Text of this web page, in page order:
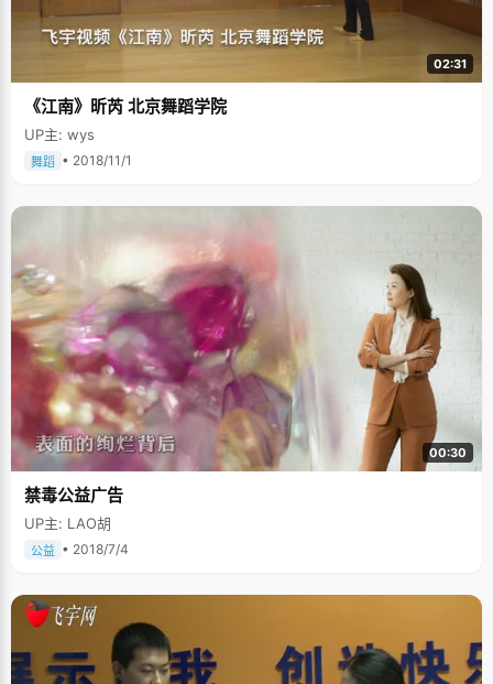
02:31
《江南》昕芮 北京舞蹈学院
UP主: wys
舞蹈 • 2018/11/1
00:30
禁毒公益广告
UP主: LAO胡
公益 • 2018/7/4